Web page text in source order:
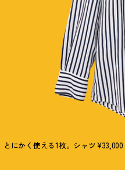
とにかく使える1枚。シャツ